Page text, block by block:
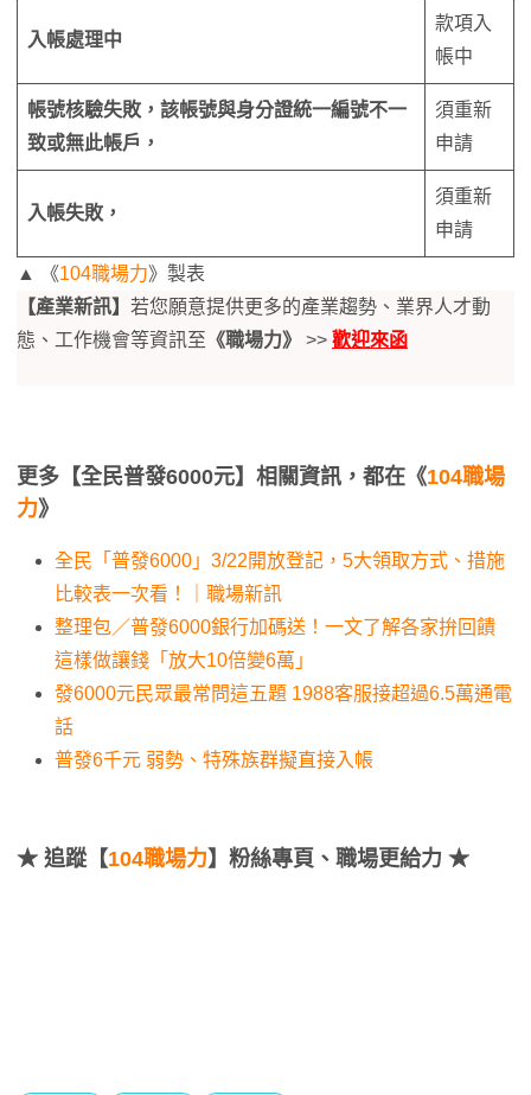
入帳處理中
款項入
帳中
帳號核驗失敗，該帳號與身分證統一編號不一
致或無此帳戶，
須重新
申請
入帳失敗，
須重新
申請
▲ 《104職場力》製表
【產業新訊】 若您願意提供更多的產業趨勢、業界人才動
態、工作機會等資訊至 《職場力》 >> 歡迎來函
更多【全民普發6000元】相關資訊，都在《104職場
力》
全民「普發6000」3/22開放登記，5大領取方式、措施
比較表一次看！｜職場新訊
整理包／普發6000銀行加碼送！一文了解各家拚回饋
這樣做讓錢「放大10倍變6萬」
發6000元民眾最常問這五題 1988客服接超過6.5萬通電
話
普發6千元 弱勢、特殊族群擬直接入帳
★ 追蹤【104職場力】粉絲專頁、職場更給力 ★